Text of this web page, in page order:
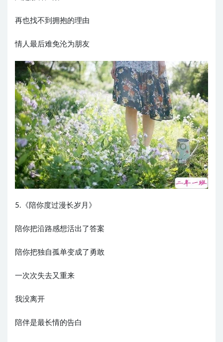
再也找不到拥抱的理由
情人最后难免沦为朋友
5.《陪你度过漫长岁月》
陪你把沿路感想活出了答案
陪你把独自孤单变成了勇敢
一次次失去又重来
我没离开
陪伴是最长情的告白